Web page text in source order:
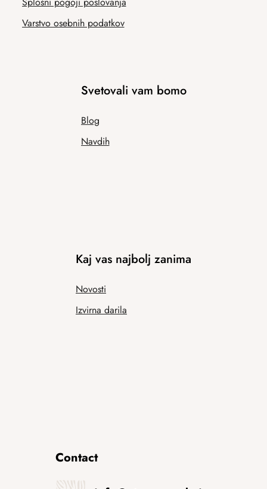
Varstvo osebnih podatkov
Svetovali vam bomo
Blog
Navdih
Kaj vas najbolj zanima
Novosti
Izvirna darila
Contact